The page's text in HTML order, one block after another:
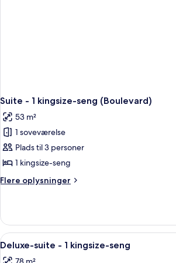
Suite - 1 kingsize-seng (Boulevard)
53 m²
1 soveværelse
Plads til 3 personer
1 kingsize-seng
Flere oplysninger
Flere
-
kingsize-
Indlæs
alle
En
3
Deluxe-suite - 1 kingsize-seng